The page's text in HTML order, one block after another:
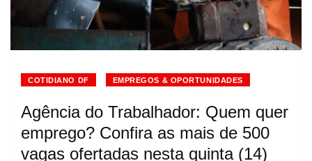
COTIDIANO DF EMPREGOS & OPORTUNIDADES
Agência do Trabalhador: Quem quer
emprego? Confira as mais de 500
vagas ofertadas nesta quinta (14)